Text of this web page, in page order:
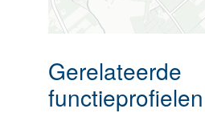
Gerelateerde
functieprofielen